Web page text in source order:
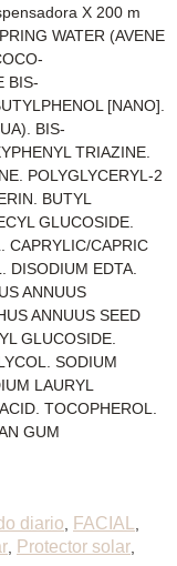
X 200 m
WATER (AVENE
BIS-
[NANO].
BIS-
TRIAZINE.
POLYGLYCERYL-2
BUTYL
GLUCOSIDE.
CAPRYLIC/CAPRIC
DISODIUM EDTA.
ANNUUS
ANNUUS SEED
GLUCOSIDE.
SODIUM
LAURYL
TOCOPHEROL.
GUM
diario, FACIAL ,
, Protector solar,